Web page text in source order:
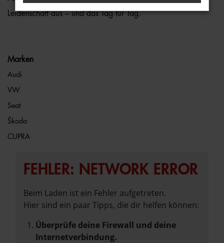
Leidenschaft aus – und das Tag für Tag.
Marken
Audi
VW
Seat
Škoda
CUPRA
FEHLER: NETWORK ERROR
Beim Laden ist ein Fehler aufgetreten.
Hier sind ein paar Tipps, die dir helfen können:
Überprüfe deine Firewall und deine
Internetverbindung.